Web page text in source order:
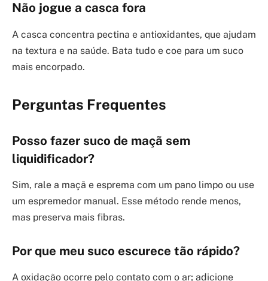
Não jogue a casca fora
A casca concentra pectina e antioxidantes, que ajudam
na textura e na saúde. Bata tudo e coe para um suco
mais encorpado.
Perguntas Frequentes
Posso fazer suco de maçã sem
liquidificador?
Sim, rale a maçã e esprema com um pano limpo ou use
um espremedor manual. Esse método rende menos,
mas preserva mais fibras.
Por que meu suco escurece tão rápido?
A oxidação ocorre pelo contato com o ar; adicione